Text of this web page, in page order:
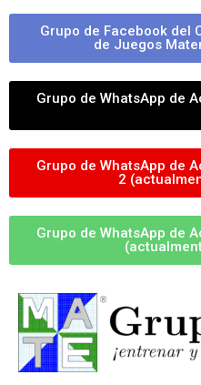
Grupo de Facebook del
de Juegos
Grupo de WhatsApp de
Grupo de WhatsApp de
2
Grupo de WhatsApp de